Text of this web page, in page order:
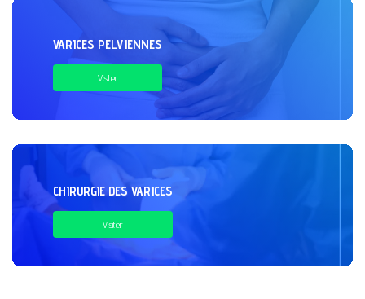
VARICES PELVIENNES
Visiter
CHIRURGIE DES VARICES
Visiter